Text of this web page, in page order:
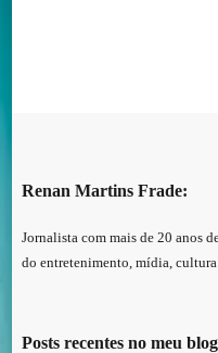
Renan Martins Frade:
Jornalista com mais de 20 anos
do entretenimento, mídia,
Posts recentes no meu blog